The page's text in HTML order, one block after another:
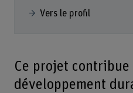
Vers le profil
Ce projet
développement